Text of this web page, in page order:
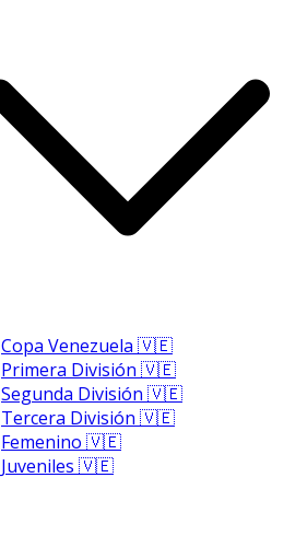
Copa Venezuela 🇻🇪
Primera División 🇻🇪
Segunda División 🇻🇪
Tercera División 🇻🇪
Femenino 🇻🇪
Juveniles 🇻🇪